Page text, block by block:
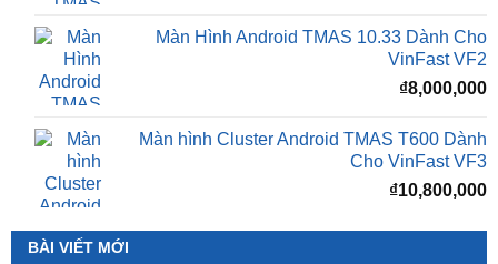
₫8,000,000
Màn hình Cluster Android TMAS T600 Dành
₫10,800,000
BÀI VIẾT MỚI